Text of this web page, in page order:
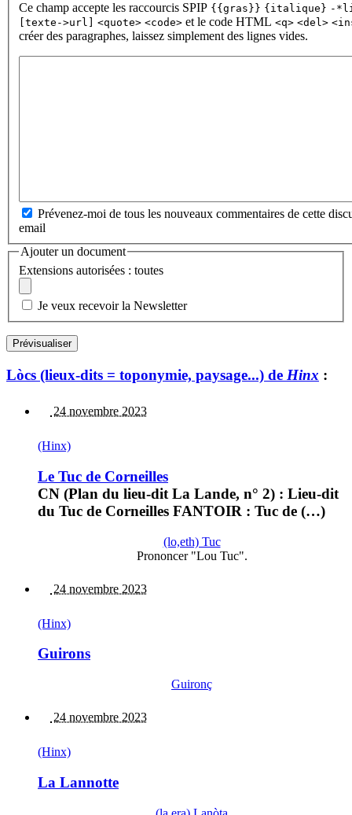
Ce champ accepte les raccourcis SPIP {{gras}} {italique} -
[texte->url]
<quote> <code> et le code HTML <q> <del>
créer des paragraphes, laissez simplement des lignes vides.
Prévenez-moi de tous les nouveaux commentaires de cette
email
Ajouter un document
Extensions autorisées : toutes
Je veux recevoir la Newsletter
Lòcs (lieux-dits = toponymie, paysage...) de Hinx :
24 novembre 2023
(Hinx)
Le Tuc de Corneilles
CN (Plan du lieu-dit La Lande, n° 2) : Lieu-dit
du Tuc de Corneilles FANTOIR : Tuc de (…)
(lo,eth) Tuc
Prononcer "Lou Tuc".
24 novembre 2023
(Hinx)
Guirons
Guironç
24 novembre 2023
(Hinx)
La Lannotte